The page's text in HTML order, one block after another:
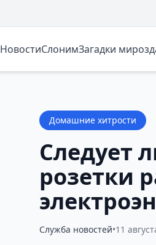
НовостиСлонимЗагадки
Домашние хитрости
Следует
розетки
Служба новостей•11